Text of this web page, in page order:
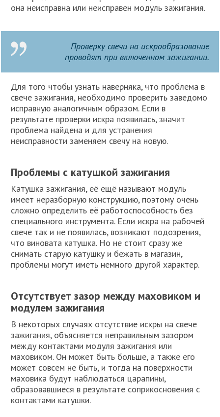
она неисправна или неисправен модуль зажигания.
Проверку свечи на искрообразование
проводят при включенном зажигании.
Для того чтобы узнать наверняка, что проблема в
свече зажигания, необходимо проверить заведомо
исправную аналогичным образом. Если в
результате проверки искра появилась, значит
проблема найдена и для устранения
неисправности заменяем свечу на новую.
Проблемы с катушкой зажигания
Катушка зажигания, её ещё называют модуль
имеет неразборную конструкцию, поэтому очень
сложно определить её работоспособность без
специального инструмента. Если искра на рабочей
свече так и не появилась, возникают подозрения,
что виновата катушка. Но не стоит сразу же
снимать старую катушку и бежать в магазин,
проблемы могут иметь немного другой характер.
Отсутствует зазор между маховиком и
модулем зажигания
В некоторых случаях отсутствие искры на свече
зажигания, объясняется неправильным зазором
между контактами модуля зажигания или
маховиком. Он может быть больше, а также его
может совсем не быть, и тогда на поверхности
маховика будут наблюдаться царапины,
образовавшиеся в результате соприкосновения с
контактами катушки.